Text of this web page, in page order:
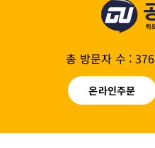
총 방문자 수 : 376
온라인주문